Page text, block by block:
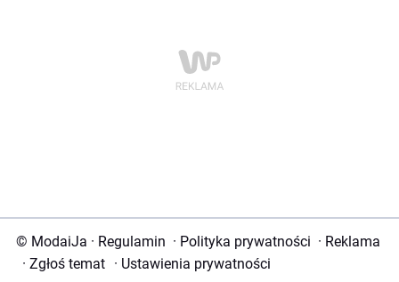
© ModaiJa · Regulamin · Polityka prywatności · Reklama
· Zgłoś temat · Ustawienia prywatności